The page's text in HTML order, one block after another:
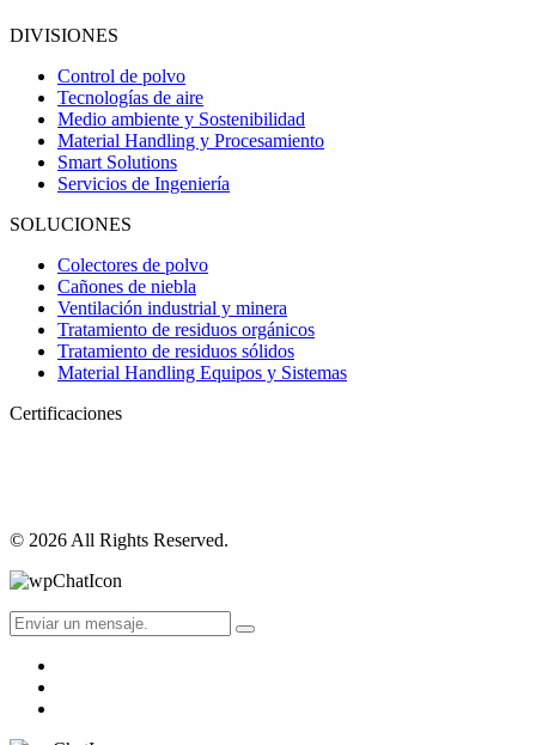
DIVISIONES
Control de polvo
Tecnologías de aire
Medio ambiente y Sostenibilidad
Material Handling y Procesamiento
Smart Solutions
Servicios de Ingeniería
SOLUCIONES
Colectores de polvo
Cañones de niebla
Ventilación industrial y minera
Tratamiento de residuos orgánicos
Tratamiento de residuos sólidos
Material Handling Equipos y Sistemas
Certificaciones
© 2026 All Rights Reserved.